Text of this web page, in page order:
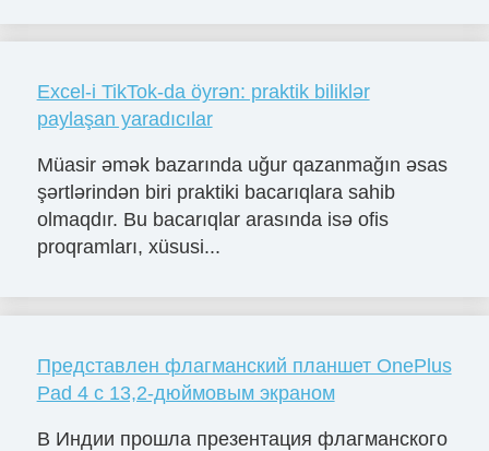
Excel-i TikTok-da öyrən: praktik biliklər
paylaşan yaradıcılar
Müasir əmək bazarında uğur qazanmağın əsas
şərtlərindən biri praktiki bacarıqlara sahib
olmaqdır. Bu bacarıqlar arasında isə ofis
proqramları, xüsusi...
Представлен флагманский планшет OnePlus
Pad 4 с 13,2-дюймовым экраном
В Индии прошла презентация флагманского